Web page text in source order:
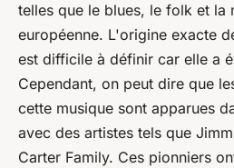
telles que le blues, le folk et la
européenne. L'origine exacte
est difficile à définir car elle a
Cependant, on peut dire que
cette musique sont apparues
avec des artistes tels que
Carter Family. Ces pionniers